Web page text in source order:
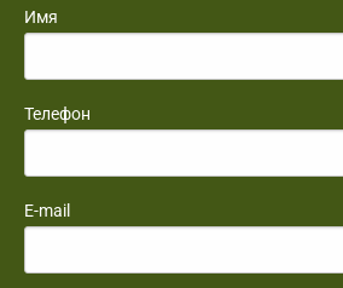
Имя
Телефон
E-mail